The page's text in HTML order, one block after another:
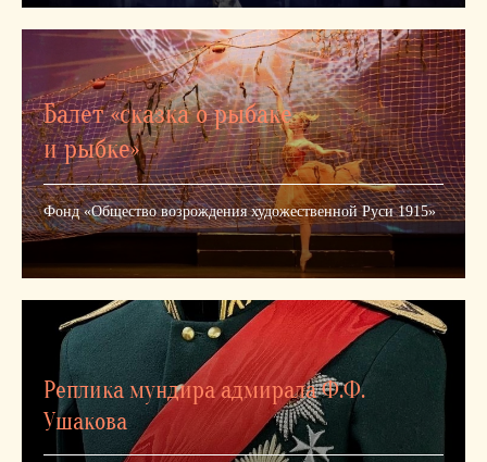
Балет «сказка о рыбаке
и рыбке»
Фонд «Общество возрождения художественной Руси 1915»
Реплика мундира адмирала Ф.Ф.
Ушакова